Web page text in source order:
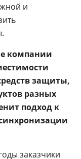
и
компании
защиты,
разных
подход к
заказчики